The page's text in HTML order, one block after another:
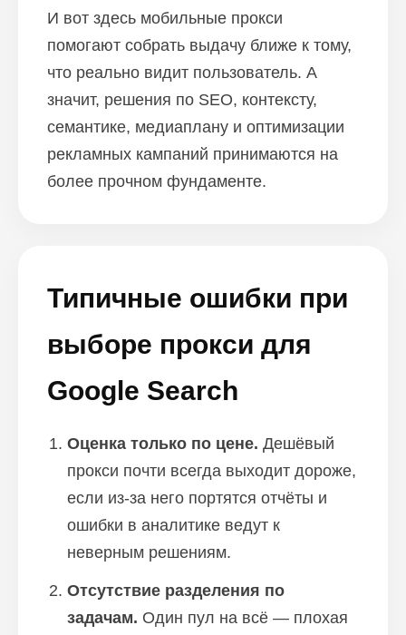
И вот здесь мобильные прокси
помогают собрать выдачу ближе к тому,
что реально видит пользователь. А
значит, решения по SEO, контексту,
семантике, медиаплану и оптимизации
рекламных кампаний принимаются на
более прочном фундаменте.
Типичные ошибки при
выборе прокси для
Google Search
Оценка только по цене. Дешёвый
прокси почти всегда выходит дороже,
если из-за него портятся отчёты и
ошибки в аналитике ведут к
неверным решениям.
Отсутствие разделения по
задачам. Один пул на всё — плохая
ПЕРЕЙТИ В БЛОГ